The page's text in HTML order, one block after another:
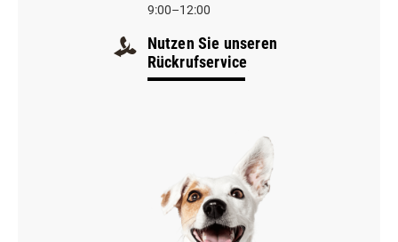
9:00–12:00
Nutzen Sie unseren
Rückrufservice